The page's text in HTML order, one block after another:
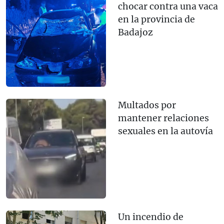
chocar contra una vaca
en la provincia de
Badajoz
Multados por
mantener relaciones
sexuales en la autovía
Un incendio de